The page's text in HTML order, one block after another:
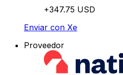
+347.75 USD
Enviar con Xe
Proveedor